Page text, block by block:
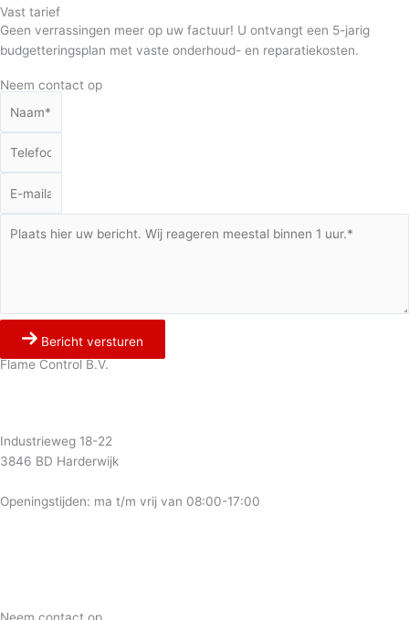
Vast tarief
Geen verrassingen meer op uw factuur! U ontvangt een 5-jarig
budgetteringsplan met vaste onderhoud- en reparatiekosten.
Neem contact op
Bericht versturen
Flame Control B.V.
Industrieweg 18-22
3846 BD Harderwijk
Openingstijden: ma t/m vrij van 08:00-17:00